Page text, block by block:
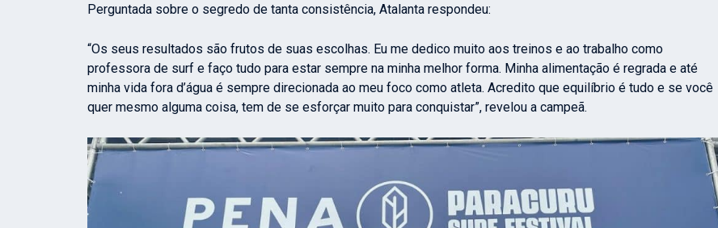
Perguntada sobre o segredo de tanta consistência, Atalanta respondeu:
“Os seus resultados são frutos de suas escolhas. Eu me dedico muito aos treinos e ao trabalho como
professora de surf e faço tudo para estar sempre na minha melhor forma. Minha alimentação é regrada e até
minha vida fora d’água é sempre direcionada ao meu foco como atleta. Acredito que equilíbrio é tudo e se você
quer mesmo alguma coisa, tem de se esforçar muito para conquistar”, revelou a campeã.